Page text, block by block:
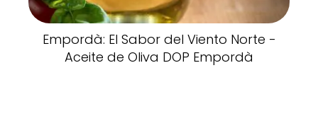
Empordà: El Sabor del Viento Norte -
Aceite de Oliva DOP Empordà